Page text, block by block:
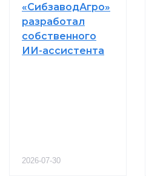
«СибзаводАгро»
разработал
собственного
ИИ-ассистента
2026-07-30